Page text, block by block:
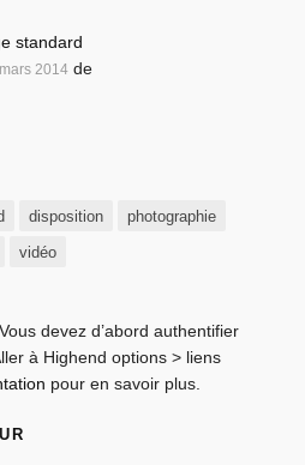
standard
2014 de
disposition
photographie
vidéo
devez d’abord authentifier
à Highend options > liens
pour en savoir plus.